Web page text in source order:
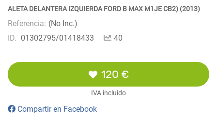
ALETA DELANTERA IZQUIERDA FORD B MAX M1JE CB2) (2013)
Referencia: (No Inc.)
ID. 01302795/01418433 40
120 €
IVA incluido
Compartir en Facebook